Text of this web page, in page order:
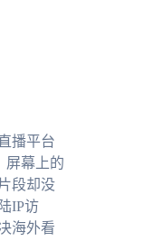
播平台
屏幕上的
段却没
IP访
海外看